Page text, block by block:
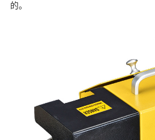
的。